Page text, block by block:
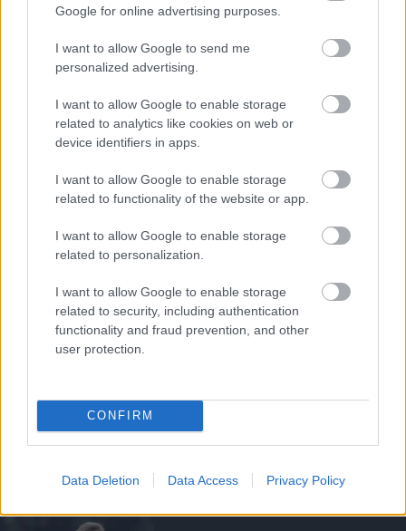
Google for online advertising purposes.
I want to allow Google to send me
personalized advertising.
I want to allow Google to enable storage
related to analytics like cookies on web or
device identifiers in apps.
I want to allow Google to enable storage
related to functionality of the website or app.
I want to allow Google to enable storage
related to personalization.
I want to allow Google to enable storage
related to security, including authentication
functionality and fraud prevention, and other
user protection.
CONFIRM
Data Deletion Data Access Privacy Policy
2 nap 7 óra 28 perc 22 másodperc
Leeds UnitedvsManchester United
ELŐZŐ MÉRKŐZÉSEK
Támogatás
Kapcsolódó hírek
SIR ALEX FERGUSON